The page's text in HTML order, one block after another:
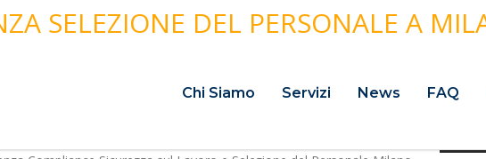
Chi Siamo Servizi News FAQ